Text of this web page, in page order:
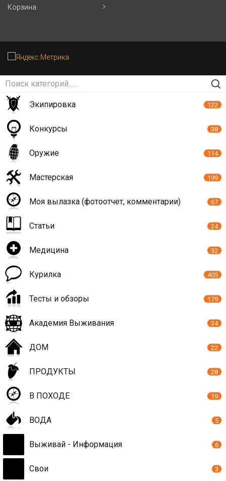
Корзина
Экипировка 122
Конкурсы 38
Оружие 114
Мастерская 199
Моя вылазка (фотоотчет, комментарии) 67
Статьи 24
Медицина 32
Курилка 405
Тесты и обзоры 179
Академия Выживания 34
ДОМ 22
ПРОДУКТЫ 28
В ПОХОДЕ 19
ВОДА 5
Выживай - Информация 6
Свои 3